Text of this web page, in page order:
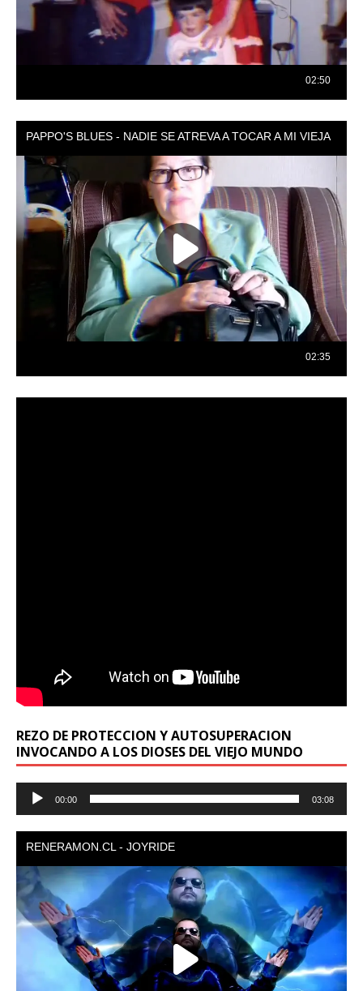
REZO DE PROTECCION Y AUTOSUPERACION
INVOCANDO A LOS DIOSES DEL VIEJO MUNDO
Reproductor
00:00 03:08